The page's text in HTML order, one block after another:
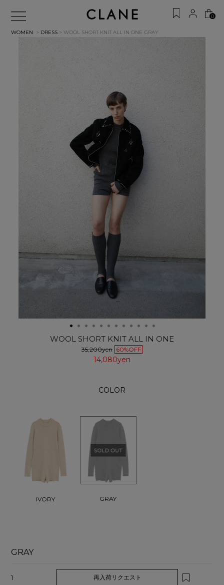
0
WOMEN > DRESS > WOOL SHORT KNIT ALL IN ONEGRAY
WOOL SHORT KNIT ALL IN ONE
35,200yen 60%OFF
14,080yen
COLOR
IVORY GRAY
GRAY
1 再入荷リクエスト